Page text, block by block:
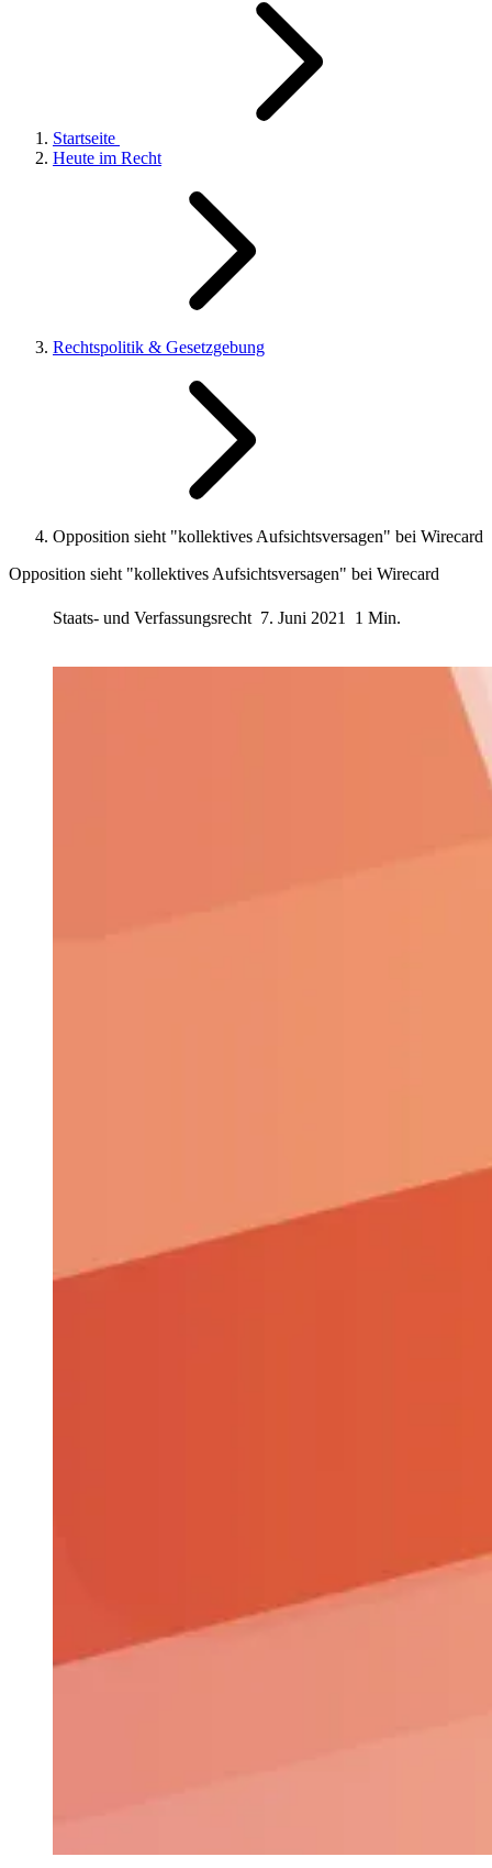
Startseite
Heute im Recht
Rechtspolitik & Gesetzgebung
Opposition sieht "kollektives Aufsichtsversagen" bei Wirecard
Opposition sieht "kollektives Aufsichtsversagen" bei Wirecard
Staats- und Verfassungsrecht 7. Juni 2021 1 Min.